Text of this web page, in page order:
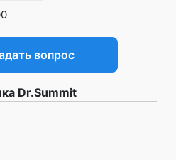
вопрос
Dr.Summit